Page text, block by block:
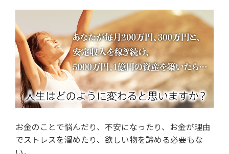
お金のことで悩んだり、不安になったり、 お金が理由
でストレスを溜めたり、 欲しい物を諦める必要もな